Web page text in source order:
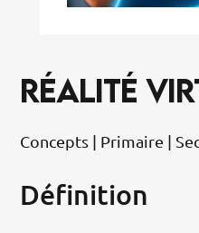
RÉALITÉ
Concepts | Primaire |
Définition